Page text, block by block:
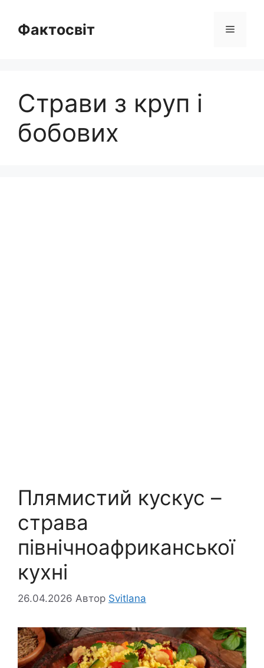
вмістуФактосвіт Меню
Страви з круп і
бобових
Плямистий кускус –
страва
північноафриканської
кухні
26.04.2026 Автор Svitlana